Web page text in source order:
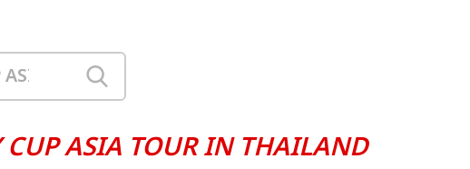
CUP ASIA TOUR IN THAILAND